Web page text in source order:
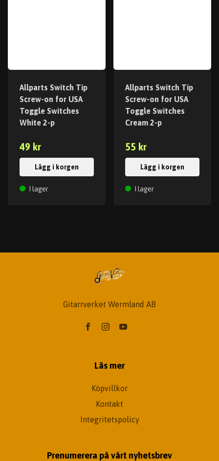
Allparts Switch Tip
Screw-on for USA
Toggle Switches
White 2-p
49 kr
Lägg i korgen
I lager
Allparts Switch Tip
Screw-on for USA
Toggle Switches
Cream 2-p
55 kr
Lägg i korgen
I lager
Gitarrverket Wermland AB
Läs mer
Köpvillkor
Kontakt
Integritetspolicy
Prenumerera på vårt nyhetsbrev